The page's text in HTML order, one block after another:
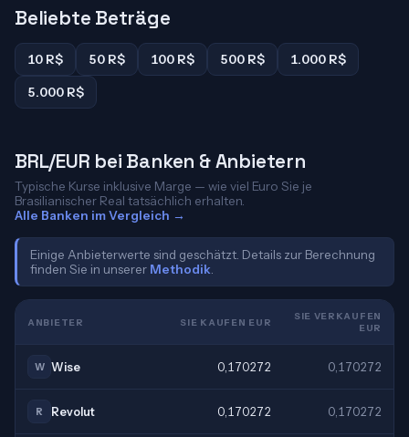
Beliebte Beträge
10 R$ 50 R$ 100 R$ 500 R$
1.000 R$
5.000 R$
BRL/EUR bei Banken & Anbietern
Typische Kurse inklusive Marge — wie viel Euro Sie je
Brasilianischer Real tatsächlich erhalten.
Alle Banken im Vergleich →
Einige Anbieterwerte sind geschätzt. Details zur Berechnung
finden Sie in unserer Methodik
ANBIETER SIE KAUFEN EUR
SIE VERKAUFEN
EUR
W Wise 0,170272 0,170272
R Revolut 0,170272 0,170272